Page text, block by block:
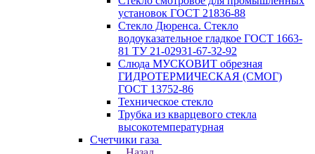
установок ГОСТ 21836-88
Стекло Дюренса. Стекло
водоуказательное гладкое ГОСТ 1663-
81 ТУ 21-02931-67-32-92
Слюда МУСКОВИТ обрезная
ГИДРОТЕРМИЧЕСКАЯ (СМОГ)
ГОСТ 13752-86
Техническое стекло
Трубка из кварцевого стекла
высокотемпературная
Счетчики газа